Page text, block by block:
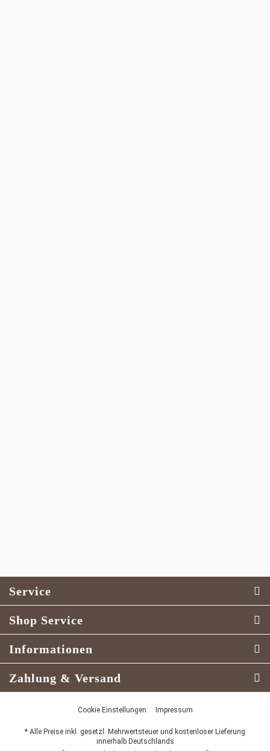
Service
Shop Service
Informationen
Zahlung & Versand
Cookie Einstellungen Impressum
* Alle Preise inkl. gesetzl. Mehrwertsteuer und kostenloser Lieferung
innerhalb Deutschlands